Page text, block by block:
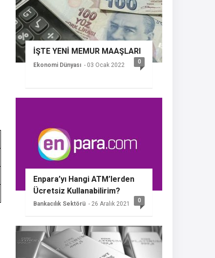
İŞTE YENİ MEMUR MAAŞLARI
Ekonomi Dünyası - 03 Ocak 2022 0
Enpara’yı Hangi ATM’lerden
Ücretsiz Kullanabilirim?
Bankacılık Sektörü - 26 Aralık 2021 0